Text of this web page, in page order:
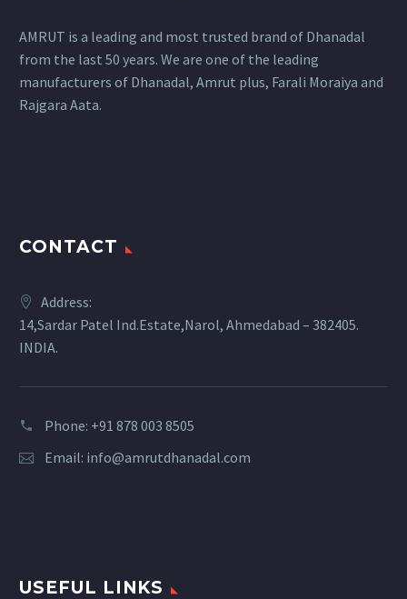
AMRUT is a leading and most trusted brand of Dhanadal
from the last 50 years. We are one of the leading
manufacturers of Dhanadal, Amrut plus, Farali Moraiya and
Rajgara Aata.
CONTACT
Address:
14,Sardar Patel Ind.Estate,Narol, Ahmedabad – 382405.
INDIA.
Phone: +91 878 003 8505
Email: info@amrutdhanadal.com
USEFUL LINKS